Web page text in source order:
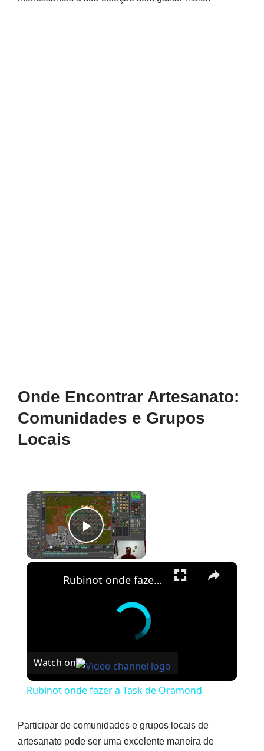
Onde Encontrar Artesanato:
Comunidades e Grupos
Locais
×
Play Video
×
Rubinot onde fazer a Task de Oramond
Watch on
Rubinot onde fazer a Task de Oramond
Participar de comunidades e grupos locais de
artesanato pode ser uma excelente maneira de